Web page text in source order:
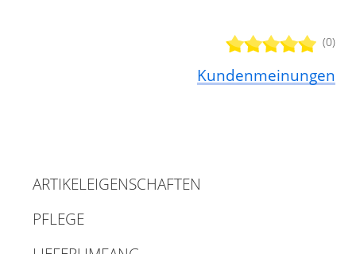
(0)
Kundenmeinungen
ARTIKELEIGENSCHAFTEN
PFLEGE